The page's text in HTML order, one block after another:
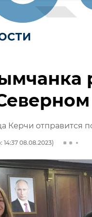
Керчи отправится
14:37 08.08.2023)